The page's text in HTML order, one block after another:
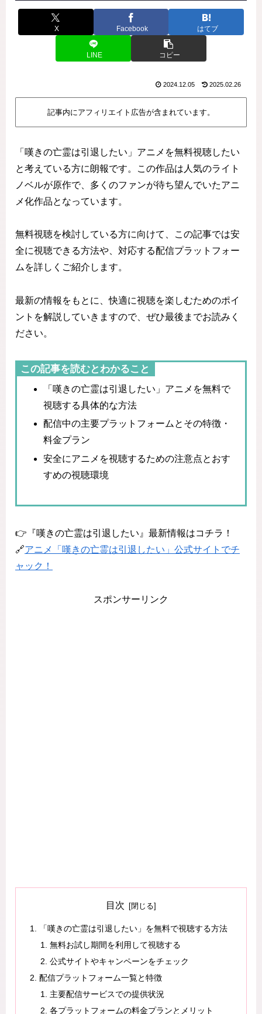
X Facebook はてブ
LINE コピー
2024.12.05 2025.02.26
記事内にアフィリエイト広告が含まれています。
「嘆きの亡霊は引退したい」アニメを無料視聴したい
と考えている方に朗報です。この作品は人気のライト
ノベルが原作で、多くのファンが待ち望んでいたアニ
メ化作品となっています。
無料視聴を検討している方に向けて、この記事では安
全に視聴できる方法や、対応する配信プラットフォー
ムを詳しくご紹介します。
最新の情報をもとに、快適に視聴を楽しむためのポイ
ントを解説していきますので、ぜひ最後までお読みく
ださい。
この記事を読むとわかること
「嘆きの亡霊は引退したい」アニメを無料で
視聴する具体的な方法
配信中の主要プラットフォームとその特徴・
料金プラン
安全にアニメを視聴するための注意点とおす
すめの視聴環境
👉『嘆きの亡霊は引退したい』最新情報はコチラ！
🔗アニメ「嘆きの亡霊は引退したい」公式サイトでチ
ャック！
スポンサーリンク
目次
「嘆きの亡霊は引退したい」を無料で視聴する方法
無料お試し期間を利用して視聴する
公式サイトやキャンペーンをチェック
配信プラットフォーム一覧と特徴
主要配信サービスでの提供状況
各プラットフォームの料金プランとメリット